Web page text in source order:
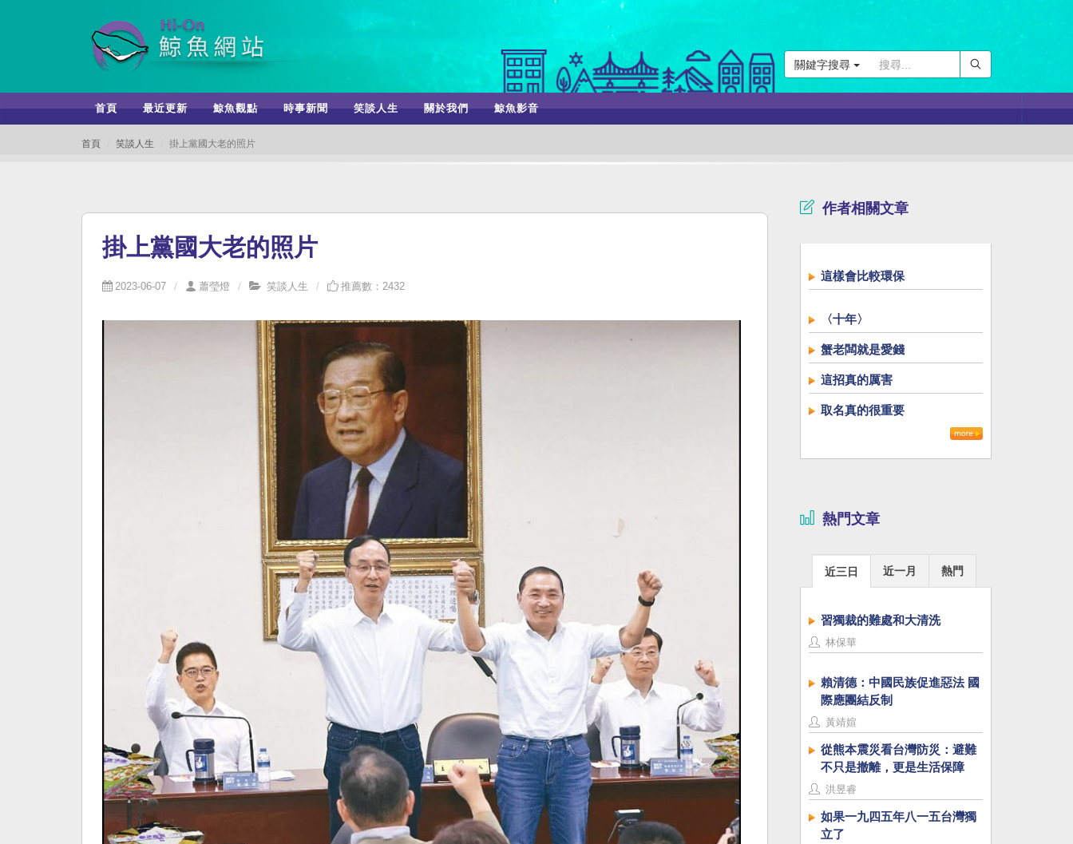
關鍵字搜尋
首頁 最近更新 鯨魚觀點 時事新聞 笑談人生 關於我們 鯨魚影音
首頁 笑談人生 掛上黨國大老的照片
掛上黨國大老的照片
2023-06-07 蕭瑩燈 笑談人生 推薦數：2432
作者相關文章
這樣會比較環保
〈十年〉
蟹老闆就是愛錢
這招真的厲害
取名真的很重要
熱門文章
近三日 近一月 熱門
習獨裁的難處和大清洗
林保華
賴清德：中國民族促進惡法 國
際應團結反制
黃靖媗
從熊本震災看台灣防災：避難
不只是撤離，更是生活保障
洪昱睿
如果一九四五年八一五台灣獨
立了